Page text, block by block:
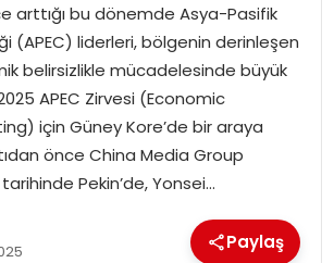
arttığı bu dönemde Asya-Pasifik
(APEC) liderleri, bölgenin derinleşen
belirsizlikle mücadelesinde büyük
APEC Zirvesi (Economic
için Güney Kore’de bir araya
önce China Media Group
Pekin’de, Yonsei…
Paylaş